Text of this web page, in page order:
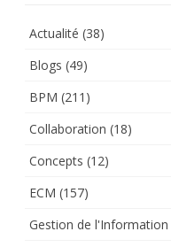
Actualité (38)
Blogs (49)
BPM (211)
Collaboration (18)
Concepts (12)
ECM (157)
Gestion de l'Information